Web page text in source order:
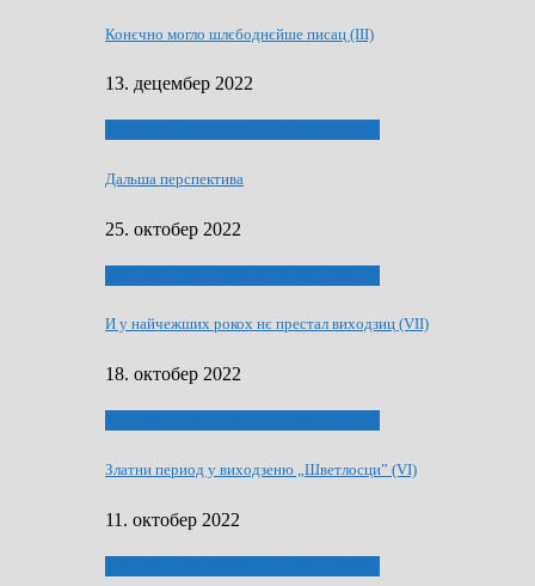
Конєчно могло шлєбоднєйше писац (III)
13. децембер 2022
Дальша перспектива
25. октобер 2022
И у найчежших рокох нє престал виходзиц (VII)
18. октобер 2022
Златни период у виходзеню „Шветлосци” (VI)
11. октобер 2022